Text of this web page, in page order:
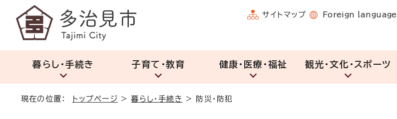
サイトマップ Foreign language
暮らし・手続き 子育て・教育 健康・医療・福祉 観光・文化・スポーツ
現在の位置： トップページ >暮らし・手続き > 防災・防犯